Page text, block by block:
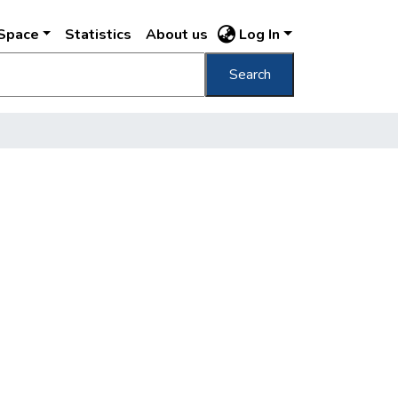
Statistics About us Log In
Search